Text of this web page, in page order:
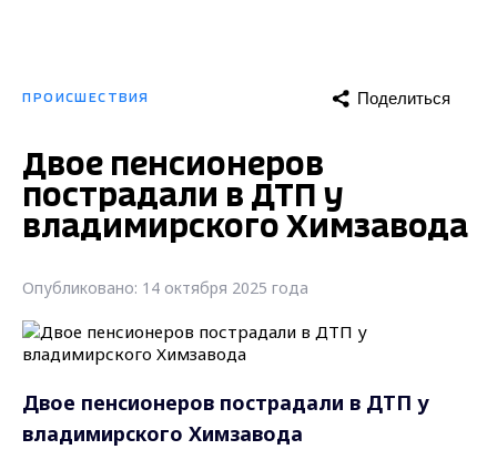
ПРОИСШЕСТВИЯ Поделиться
Двое пенсионеров
пострадали в ДТП у
владимирского Химзавода
Опубликовано: 14 октября 2025 года
Двое пенсионеров пострадали в ДТП у
владимирского Химзавода